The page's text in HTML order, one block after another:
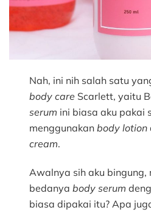
Nah, ini nih salah satu
body care Scarlett, yaitu
serum ini biasa aku pakai
menggunakanbody lotion
cream.
Awalnya sih aku bingung,
bedanyabody serum
biasa dipakai itu? Apa